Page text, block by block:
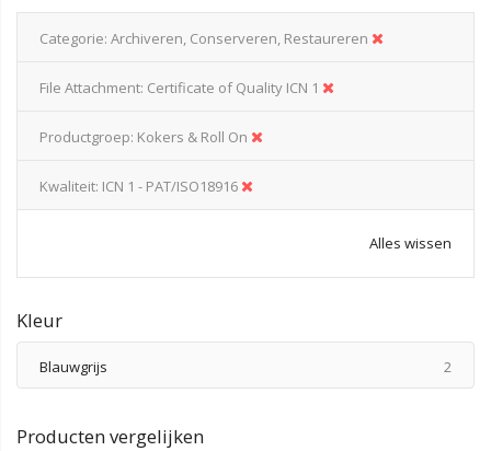
Categorie Archiveren, Conserveren, Restaureren
File Attachment Certificate of Quality ICN 1
Productgroep Kokers & Roll On
Kwaliteit ICN 1 - PAT/ISO18916
Alles wissen
Kleur
Blauwgrijs 2
Producten vergelijken